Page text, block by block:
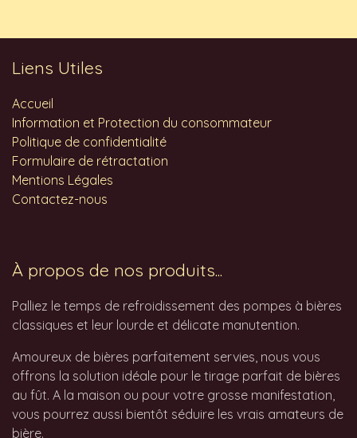
Liens Utiles
Accueil
Information et Protection du consommateur
Politique de confidentialité
Formulaire de rétractation
Mentions Légales
Contactez-nous
À propos de nos produits...
Palliez le temps de refroidissement des pompes à bières
classiques et leur lourde et délicate manutention.
Amoureux de bières parfaitement servies, nous vous
offrons la solution idéale pour le tirage parfait de bières
au fût. A la maison ou pour votre grosse manifestation,
vous pourrez aussi bientôt séduire les vrais amateurs de
bière.